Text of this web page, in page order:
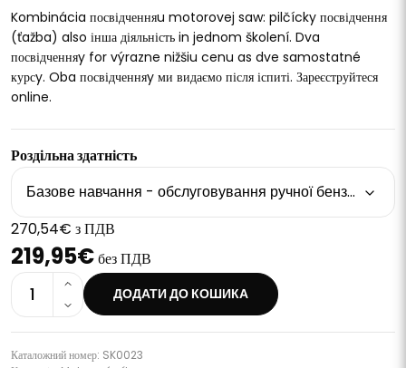
Kombinácia посвідченняu motorovej saw: pilčícky посвідчення
(ťažba) also інша діяльність in jednom školení. Dva
посвідченняy for výrazne nižšiu cenu as dve samostatné
курсy. Oba посвідченняy ми видаємо після іспиті. Зареєструйтеся
online.
Роздільна здатність
Базове навчання - обслуговування ручної бензопили (інша діяльність + заготівля деревини)
270,54€ з ПДВ
219,95€без ПДВ
1 ДОДАТИ ДО КОШИКА
Каталожний номер: SK0023